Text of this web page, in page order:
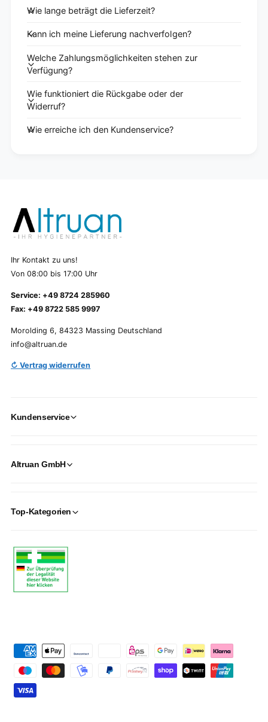
Wie lange beträgt die Lieferzeit?
Kann ich meine Lieferung nachverfolgen?
Welche Zahlungsmöglichkeiten stehen zur
Verfügung?
Wie funktioniert die Rückgabe oder der
Widerruf?
Wie erreiche ich den Kundenservice?
Ihr Kontakt zu uns!
Von 08:00 bis 17:00 Uhr
Service: +49 8724 285960
Fax: +49 8722 585 9997
Morolding 6, 84323 Massing Deutschland
info@altruan.de
↻ Vertrag widerrufen
Kundenservice
Altruan GmbH
Top-Kategorien
m